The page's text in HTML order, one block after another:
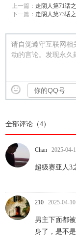
上一篇： 走阴人第71话
下一篇： 走阴人第73话
请自觉遵守互联网相
动的言论。发现永久
全部评论（4）
Chan 2025-04-
超级赛亚人3
210 2025-04-
男主下面都
身了，是不